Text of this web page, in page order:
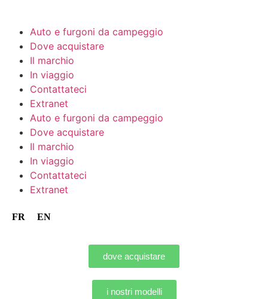
Auto e furgoni da campeggio
Dove acquistare
Il marchio
In viaggio
Contattateci
Extranet
Auto e furgoni da campeggio
Dove acquistare
Il marchio
In viaggio
Contattateci
Extranet
FR EN
dove acquistare
i nostri modelli